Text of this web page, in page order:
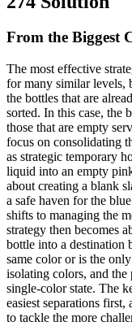
From the Biggest
The most effective
for many similar levels,
the bottles that are
sorted. In this case, the
those that are empty
focus on consolidating
as strategic temporary
liquid into an empty
about creating a blank
a safe haven for the
shifts to managing the
strategy then becomes
bottle into a destination
same color or is the
isolating colors, and the
single-color state. The
easiest separations first,
to tackle the more